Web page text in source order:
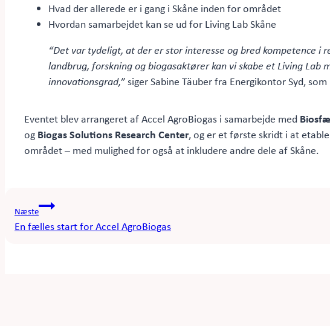
Hvad der allerede er i gang i Skåne inden for området
Hvordan samarbejdet kan se ud for Living Lab Skåne
“Det var tydeligt, at der er stor interesse og bred kompetence i
landbrug, forskning og biogasaktører kan vi skabe et Living Lab
innovationsgrad,”siger Sabine Täuber fra Energikontor Syd,
Eventet blev arrangeret af Accel AgroBiogas i samarbejde med
og Biogas Solutions Research Center, og er et første skridt i at
området – med mulighed for også at inkludere andre dele af Skåne.
Indlægsnavigation
Næste
En fælles start for Accel AgroBiogas